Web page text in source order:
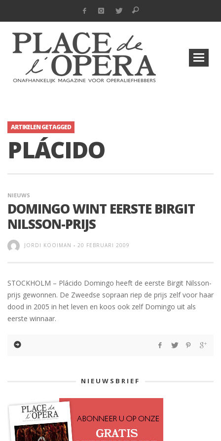
ARTIKELEN GETAGGED
PLÁCIDO
NIEUWS
DOMINGO WINT EERSTE BIRGIT
NILSSON-PRIJS
JORDI KOOIMAN - 20 FEBRUARI 2009
STOCKHOLM – Plácido Domingo heeft de eerste Birgit Nilsson-
prijs gewonnen. De Zweedse sopraan riep de prijs zelf voor haar
dood in 2005 in het leven en koos ook zelf Domingo uit als
eerste winnaar.
NIEUWSBRIEF